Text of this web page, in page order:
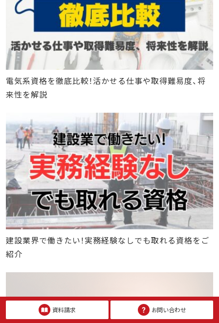
電気系資格を徹底比較！活かせる仕事や取得難易度、将
来性を解説
建設業界で働きたい！実務経験なしでも取れる資格をご
紹介
資料請求 お問い合わせ